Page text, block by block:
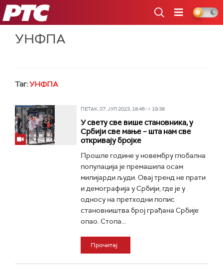
РТС
УНФПА
Таг:УНФПА
ПЕТАК, 07. ЈУЛ 2023, 18:46 -> 19:38
У свету све више становника, у
Србији све мање – шта нам све
откривају бројке
Прошле године у новембру глобална
популација је премашила осам
милијарди људи. Овај тренд не прати
и демографија у Србији, где је у
односу на претходни попис
становништва број грађана Србије
опао. Стопа...
Прочитај